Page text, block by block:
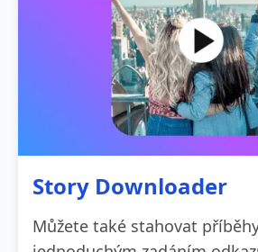
Story Downloader
Můžete také stahovat